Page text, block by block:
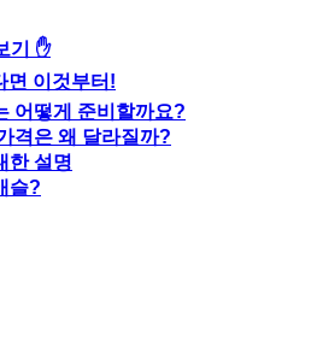
기 ✋
이것부터!
어떻게 준비할까요?
격은 왜 달라질까?
한 설명
슬?